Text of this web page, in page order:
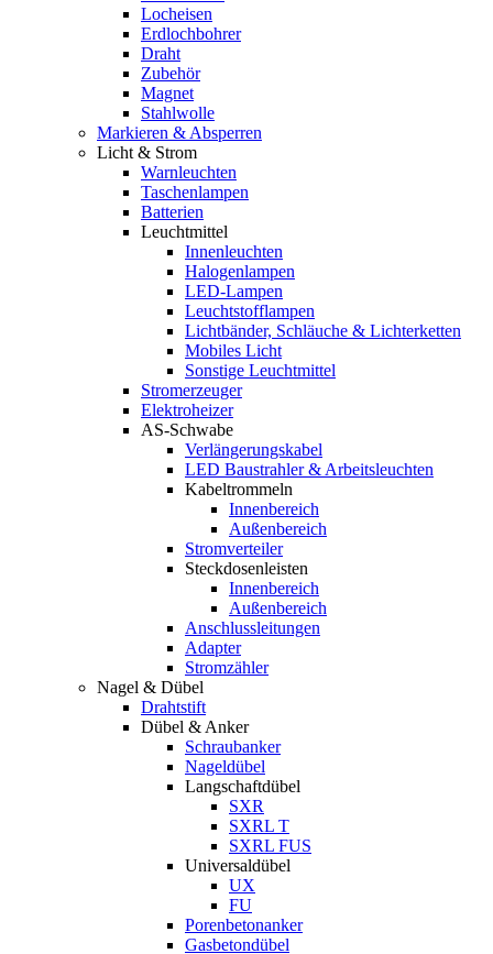
Locheisen
Erdlochbohrer
Draht
Zubehör
Magnet
Stahlwolle
Markieren & Absperren
Licht & Strom
Warnleuchten
Taschenlampen
Batterien
Leuchtmittel
Innenleuchten
Halogenlampen
LED-Lampen
Leuchtstofflampen
Lichtbänder, Schläuche & Lichterketten
Mobiles Licht
Sonstige Leuchtmittel
Stromerzeuger
Elektroheizer
AS-Schwabe
Verlängerungskabel
LED Baustrahler & Arbeitsleuchten
Kabeltrommeln
Innenbereich
Außenbereich
Stromverteiler
Steckdosenleisten
Innenbereich
Außenbereich
Anschlussleitungen
Adapter
Stromzähler
Nagel & Dübel
Drahtstift
Dübel & Anker
Schraubanker
Nageldübel
Langschaftdübel
SXR
SXRL T
SXRL FUS
Universaldübel
UX
FU
Porenbetonanker
Gasbetondübel